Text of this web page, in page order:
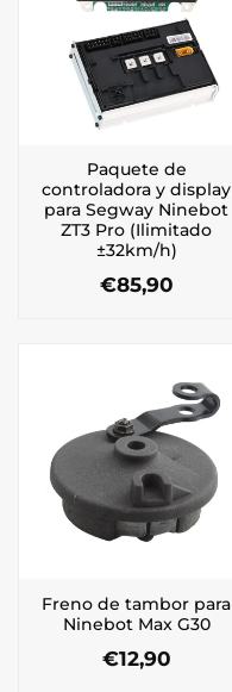
Paquete de
controladora y display
para Segway Ninebot
ZT3 Pro (Ilimitado
±32km/h)
€85,90
Freno de tambor para
Ninebot Max G30
€12,90